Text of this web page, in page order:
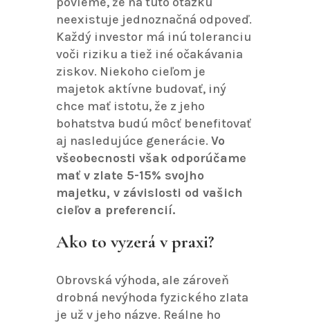
neexistuje jednoznačná odpoveď.
Každý investor má inú toleranciu
voči riziku a tiež iné očakávania
ziskov. Niekoho cieľom je
majetok aktívne budovať, iný
chce mať istotu, že z jeho
bohatstva budú môcť benefitovať
aj nasledujúce generácie. Vo
všeobecnosti však odporúčame
mať v zlate 5-15% svojho
majetku, v závislosti od vašich
cieľov a preferencií.
Ako to vyzerá v praxi?
Obrovská výhoda, ale zároveň
drobná nevýhoda fyzického zlata
je už v jeho názve. Reálne ho